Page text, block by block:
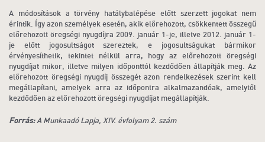
A módosítások a törvény hatálybalépése előtt szerzett jogokat nem
érintik. Így azon személyek esetén, akik előrehozott, csökkentett összegű
előrehozott öregségi nyugdíjra 2009. január 1-je, illetve 2012. január 1-
je előtt jogosultságot szereztek, e jogosultságukat bármikor
érvényesíthetik, tekintet nélkül arra, hogy az előrehozott öregségi
nyugdíjat mikor, illetve milyen időponttól kezdődően állapítják meg. Az
előrehozott öregségi nyugdíj összegét azon rendelkezések szerint kell
megállapítani, amelyek arra az időpontra alkalmazandóak, amelytől
kezdődően az előrehozott öregségi nyugdíjat megállapítják.
Forrás:A Munkaadó Lapja, XIV. évfolyam 2. szám